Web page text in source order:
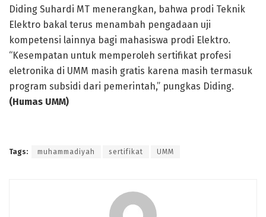
Diding Suhardi MT menerangkan, bahwa prodi Teknik
Elektro bakal terus menambah pengadaan uji
kompetensi lainnya bagi mahasiswa prodi Elektro.
“Kesempatan untuk memperoleh sertifikat profesi
eletronika di UMM masih gratis karena masih termasuk
program subsidi dari pemerintah,” pungkas Diding.
(Humas UMM)
Tags: muhammadiyah sertifikat UMM